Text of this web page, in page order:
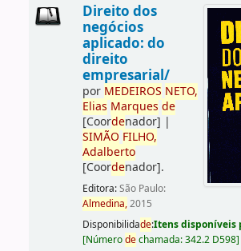
Direito dos
negócios
aplicado: do
direito
empresarial/
por MEDEIROS NETO,
Elias Marques de
[Coordenador] |
SIMÃO FILHO,
Adalberto
[Coordenador].
Editora:São Paulo:
Almedina,2015
Disponibilidade:Itens disponíveis
[Númerodechamada:342.2 D598]